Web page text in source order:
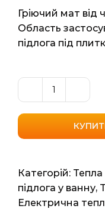
Гріючий мат від
Область
підлога під
мат
Therm
4.4м2
8.8мп
870
Категорій: Тепла
підлога у ванну,
Електрична